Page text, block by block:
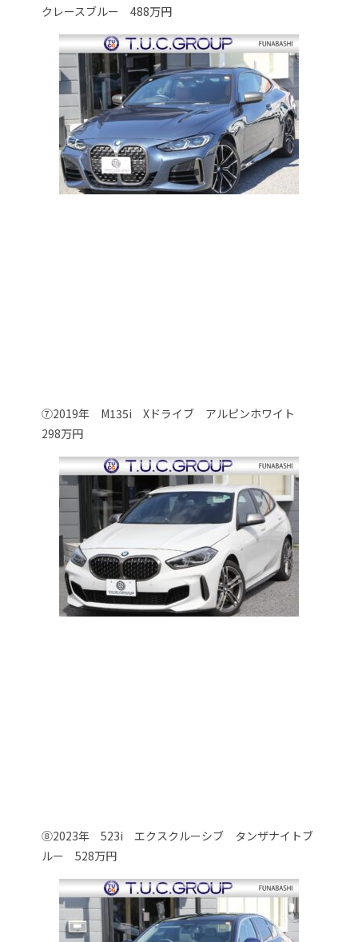
クレースブルー 488万円
⑦2019年 M135i Xドライブ アルピンホワイト
298万円
⑧2023年 523i エクスクルーシブ タンザナイトブ
ルー 528万円